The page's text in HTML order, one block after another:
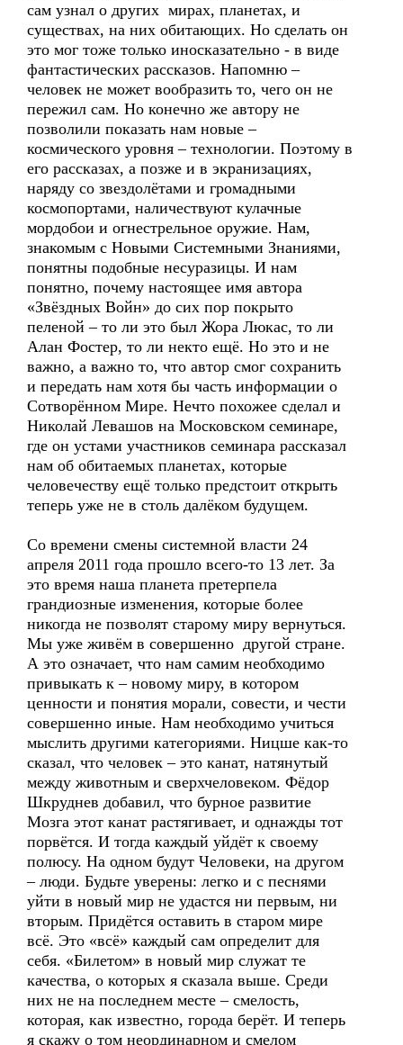
сам узнал о других мирах, планетах, и
существах, на них обитающих. Но сделать он
это мог тоже только иносказательно - в виде
фантастических рассказов. Напомню –
человек не может вообразить то, чего он не
пережил сам. Но конечно же автору не
позволили показать нам новые –
космического уровня – технологии. Поэтому в
его рассказах, а позже и в экранизациях,
наряду со звездолётами и громадными
космопортами, наличествуют кулачные
мордобои и огнестрельное оружие. Нам,
знакомым с Новыми Системными Знаниями,
понятны подобные несуразицы. И нам
понятно, почему настоящее имя автора
«Звёздных Войн» до сих пор покрыто
пеленой – то ли это был Жора Люкас, то ли
Алан Фостер, то ли некто ещё. Но это и не
важно, а важно то, что автор смог сохранить
и передать нам хотя бы часть информации о
Сотворённом Мире. Нечто похожее сделал и
Николай Левашов на Московском семинаре,
где он устами участников семинара рассказал
нам об обитаемых планетах, которые
человечеству ещё только предстоит открыть
теперь уже не в столь далёком будущем.
Со времени смены системной власти 24
апреля 2011 года прошло всего-то 13 лет. За
это время наша планета претерпела
грандиозные изменения, которые более
никогда не позволят старому миру вернуться.
Мы уже живём в совершенно другой стране.
А это означает, что нам самим необходимо
привыкать к – новому миру, в котором
ценности и понятия морали, совести, и чести
совершенно иные. Нам необходимо учиться
мыслить другими категориями. Ницше как-то
сказал, что человек – это канат, натянутый
между животным и сверхчеловеком. Фёдор
Шкруднев добавил, что бурное развитие
Мозга этот канат растягивает, и однажды тот
порвётся. И тогда каждый уйдёт к своему
полюсу. На одном будут Человеки, на другом
– люди. Будьте уверены: легко и с песнями
уйти в новый мир не удастся ни первым, ни
вторым. Придётся оставить в старом мире
всё. Это «всё» каждый сам определит для
себя. «Билетом» в новый мир служат те
качества, о которых я сказала выше. Среди
них не на последнем месте – смелость,
которая, как известно, города берёт. И теперь
я скажу о том неординарном и смелом